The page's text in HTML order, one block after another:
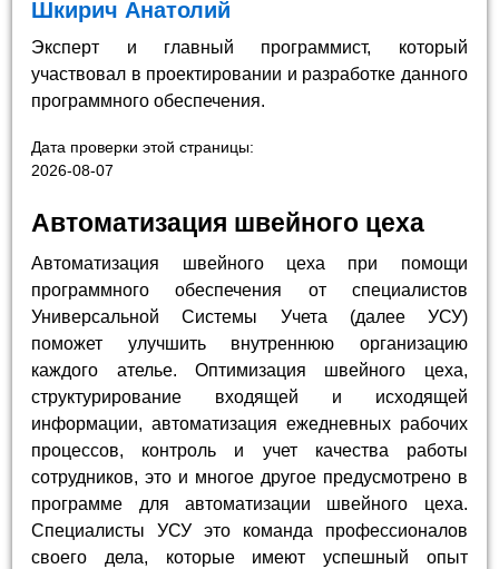
Шкирич Анатолий
Эксперт и главный программист, который
участвовал в проектировании и разработке данного
программного обеспечения.
Дата проверки этой страницы:
2026-08-07
Автоматизация швейного цеха
Автоматизация швейного цеха при помощи
программного обеспечения от специалистов
Универсальной Системы Учета (далее УСУ)
поможет улучшить внутреннюю организацию
каждого ателье. Оптимизация швейного цеха,
структурирование входящей и исходящей
информации, автоматизация ежедневных рабочих
процессов, контроль и учет качества работы
сотрудников, это и многое другое предусмотрено в
программе для автоматизации швейного цеха.
Специалисты УСУ это команда профессионалов
своего дела, которые имеют успешный опыт